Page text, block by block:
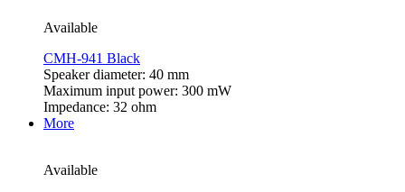
Available
CMH-941 Black
Speaker diameter: 40 mm
Maximum input power: 300 mW
Impedance: 32 ohm
More
Available